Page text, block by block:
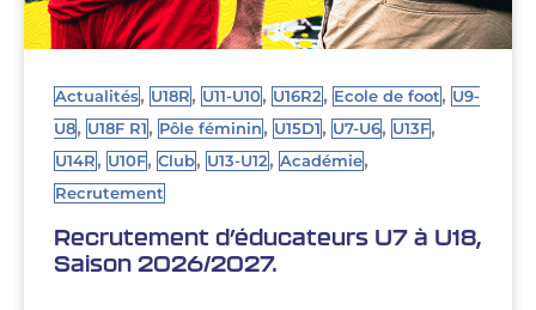
Actualités, U18R, U11-U10, U16R2, Ecole de foot, U9-
U8, U18F R1, Pôle féminin, U15D1, U7-U6, U13F,
U14R, U10F, Club, U13-U12, Académie,
Recrutement
Recrutement d’éducateurs U7 à U18,
Saison 2026/2027.